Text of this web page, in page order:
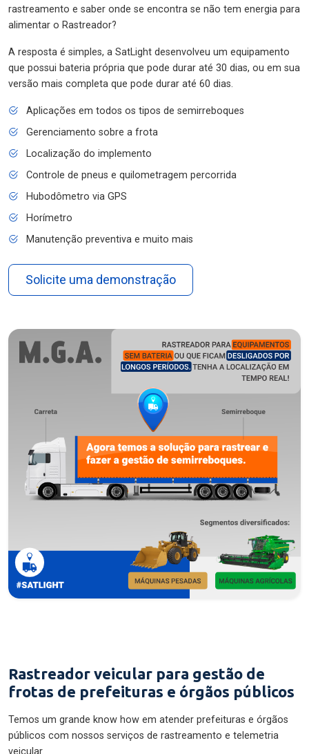
rastreamento e saber onde se encontra se não tem energia para
alimentar o Rastreador?
A resposta é simples, a SatLight desenvolveu um equipamento
que possui bateria própria que pode durar até 30 dias, ou em sua
versão mais completa que pode durar até 60 dias.
Aplicações em todos os tipos de semirreboques
Gerenciamento sobre a frota
Localização do implemento
Controle de pneus e quilometragem percorrida
Hubodômetro via GPS
Horímetro
Manutenção preventiva e muito mais
Solicite uma demonstração
Rastreador veicular para gestão de
frotas de prefeituras e órgãos públicos
Temos um grande know how em atender prefeituras e órgãos
públicos com nossos serviços de rastreamento e telemetria
veicular.